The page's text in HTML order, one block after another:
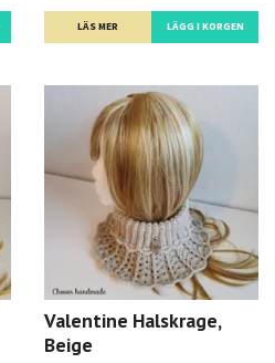
LÄS MER LÄGG I KORGEN
Valentine Halskrage,
Beige